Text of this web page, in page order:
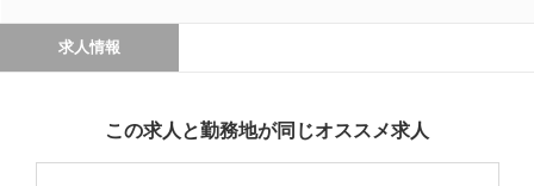
求人情報
この求人と勤務地が同じオススメ求人